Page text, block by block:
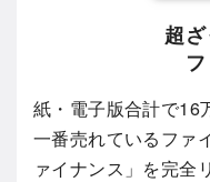
超
紙・電子版合計で16
一番売れているファ
ァイナンス」を完全